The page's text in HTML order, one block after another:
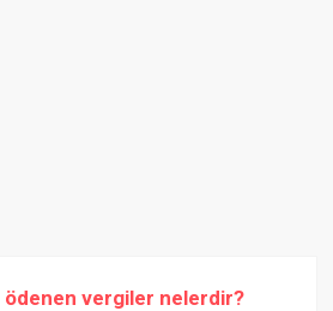
ödenen vergiler nelerdir?